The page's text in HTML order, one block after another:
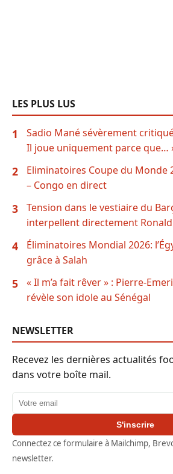
LES PLUS LUS
1
Sadio Mané sévèrement
Il joue uniquement parce que…
2
Eliminatoires Coupe du Monde
– Congo en direct
3
Tension dans le vestiaire du
interpellent directement
4
Éliminatoires Mondial 2026:
grâce à Salah
5
« Il m’a fait rêver » : Pierre-
révèle son idole au Sénégal
NEWSLETTER
Recevez les dernières actualités
dans votre boîte mail.
Adresse email
S'inscrire
Connectez ce formulaire à Mailchimp,
newsletter.